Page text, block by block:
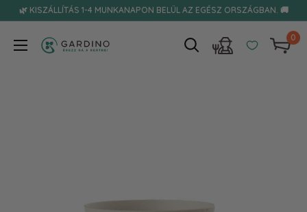
Tovább🌿 KISZÁLLÍTÁS 1-4 MUNKANAPON BELÜL AZ EGÉSZ ORSZÁGBAN. 🚚
Gardino
0